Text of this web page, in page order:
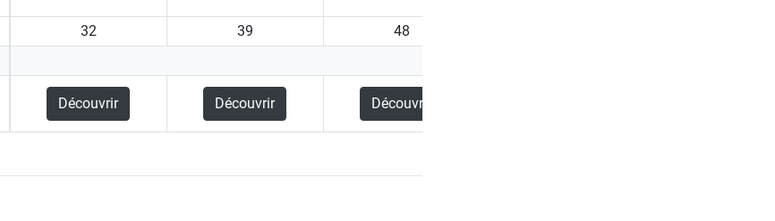
32 39 48
Découvrir Découvrir Découvrir